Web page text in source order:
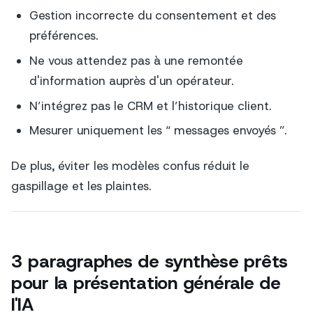
Gestion incorrecte du consentement et des
préférences.
Ne vous attendez pas à une remontée
d'information auprès d'un opérateur.
N’intégrez pas le CRM et l’historique client.
Mesurer uniquement les “ messages envoyés ”.
De plus, éviter les modèles confus réduit le
gaspillage et les plaintes.
3 paragraphes de synthèse prêts
pour la présentation générale de
l'IA